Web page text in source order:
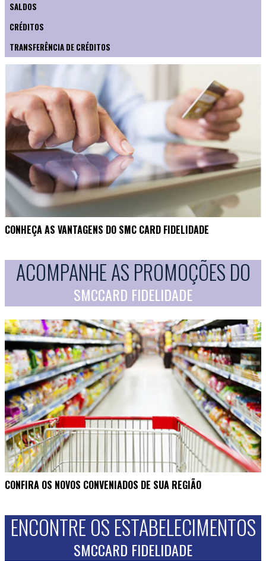
SALDOS
CRÉDITOS
TRANSFERÊNCIA DE CRÉDITOS
CONHEÇA AS VANTAGENS DO SMC CARD FIDELIDADE
ACOMPANHE AS PROMOÇÕES DO
SMCCARD FIDELIDADE
CONFIRA OS NOVOS CONVENIADOS DE SUA REGIÃO
ENCONTRE OS ESTABELECIMENTOS
SMCCARD FIDELIDADE